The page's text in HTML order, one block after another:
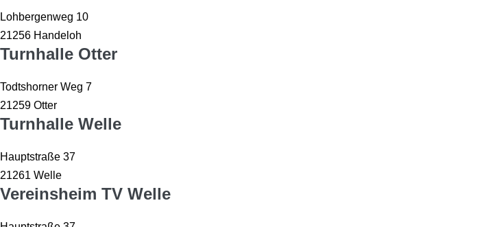
Lohbergenweg 10
21256 Handeloh
Turnhalle Otter
Todtshorner Weg 7
21259 Otter
Turnhalle Welle
Hauptstraße 37
21261 Welle
Vereinsheim TV Welle